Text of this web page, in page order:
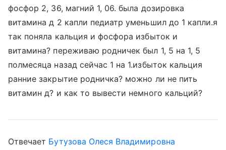
фосфор 2, 36, магний 1, 06. была дозировка
витамина д 2 капли педиатр уменьшил до 1 капли.я
так поняла кальция и фосфора избыток и
витамина? переживаю родничек был 1, 5 на 1, 5
полмесяца назад сейчас 1 на 1.избыток кальция
ранние закрытие родничка? можно ли не пить
витамин д? и как то вывести немного кальций?
Отвечает Бутузова Олеся Владимировна